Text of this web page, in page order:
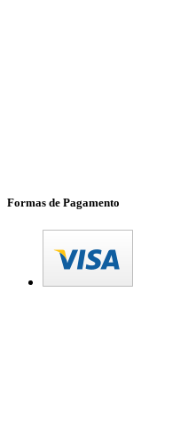
Formas de Pagamento